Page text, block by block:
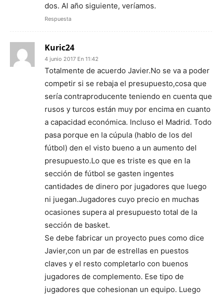
dos. Al año siguiente, veríamos.
Respuesta
Kuric24
4 junio 2017 En 11:42
Totalmente de acuerdo Javier.No se va a poder
competir si se rebaja el presupuesto,cosa que
sería contraproducente teniendo en cuenta que
rusos y turcos están muy por encima en cuanto
a capacidad económica. Incluso el Madrid. Todo
pasa porque en la cúpula (hablo de los del
fútbol) den el visto bueno a un aumento del
presupuesto.Lo que es triste es que en la
sección de fútbol se gasten ingentes
cantidades de dinero por jugadores que luego
ni juegan.Jugadores cuyo precio en muchas
ocasiones supera al presupuesto total de la
sección de basket.
Se debe fabricar un proyecto pues como dice
Javier,con un par de estrellas en puestos
claves y el resto completarlo con buenos
jugadores de complemento. Ese tipo de
jugadores que cohesionan un equipo. Luego